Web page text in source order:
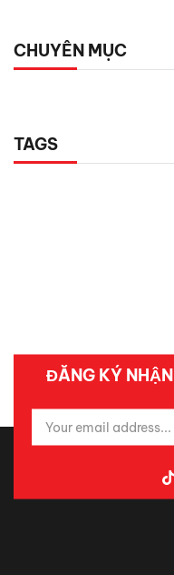
CHUYÊN MỤC
TAGS
ĐĂNG KÝ